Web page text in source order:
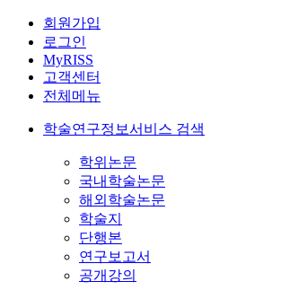
회원가입
로그인
MyRISS
고객센터
전체메뉴
학술연구정보서비스 검색
학위논문
국내학술논문
해외학술논문
학술지
단행본
연구보고서
공개강의